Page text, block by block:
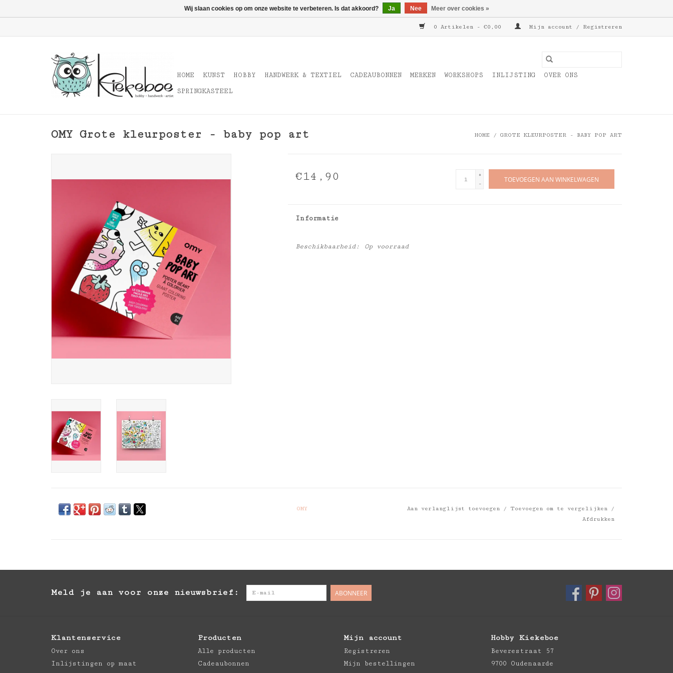
0 Artikelen - €0,00 Mijn account / Registreren
HOME KUNST HOBBY HANDWERK & TEXTIEL CADEAUBONNEN MERKEN WORKSHOPS INLIJSTING
OVER ONS
SPRINGKASTEEL
OMY Grote kleurposter - baby pop art HOME / GROTE KLEURPOSTER - BABY POP ART
€14,90
+
-
TOEVOEGEN AAN WINKELWAGEN
Informatie
Beschikbaarheid: Op voorraad
OMY Aan verlanglijst toevoegen / Toevoegen om te vergelijken
/
Afdrukken
Meld je aan voor onze nieuwsbrief: ABONNEER
Klantenservice
Over ons
Inlijstingen op maat
Producten
Alle producten
Cadeaubonnen
Mijn account
Registreren
Mijn bestellingen
Hobby Kiekeboe
Beverestraat 57
9700 Oudenaarde
Wij slaan cookies op om onze website te verbeteren. Is dat akkoord? Ja Nee Meer over cookies »